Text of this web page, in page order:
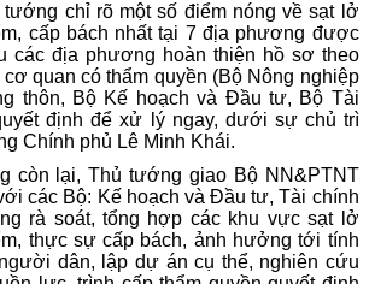
chỉ rõ một số điểm nóng về sạt lở
cấp bách nhất tại 7 địa phương được
các địa phương hoàn thiện hồ sơ theo
quan có thẩm quyền (Bộ Nông nghiệp
thôn, Bộ Kế hoạch và Đầu tư, Bộ Tài
định để xử lý ngay, dưới sự chủ trì
Chính phủ Lê Minh Khái.
còn lại, Thủ tướng giao Bộ NN&PTNT
các Bộ: Kế hoạch và Đầu tư, Tài chính
rà soát, tổng hợp các khu vực sạt lở
thực sự cấp bách, ảnh hưởng tới tính
dân, lập dự án cụ thể, nghiên cứu